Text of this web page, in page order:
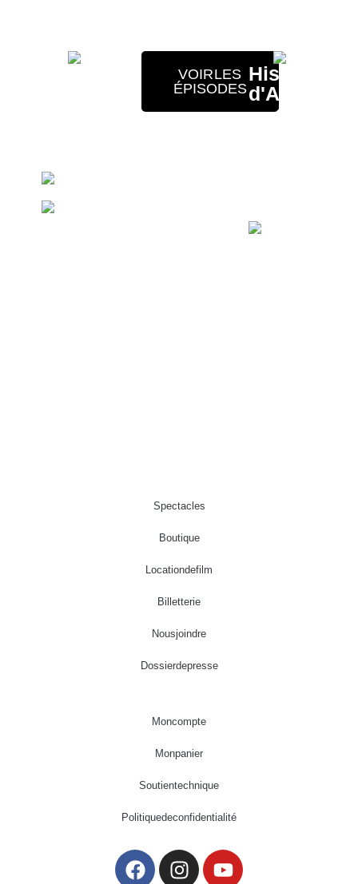
VOIR LES
ÉPISODES
Histoires
d'Arthur
en
Spectacles
Boutique
Location de film
Billetterie
Nous joindre
Dossier de presse
Mon compte
Mon panier
Soutien technique
Politique de confidentialité